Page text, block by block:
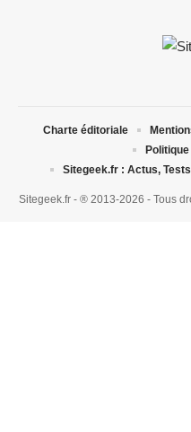
Sitegeek.fr - ® 2013-2026 - Tous
Charte éditoriale
Sitegeek.fr : Actus,